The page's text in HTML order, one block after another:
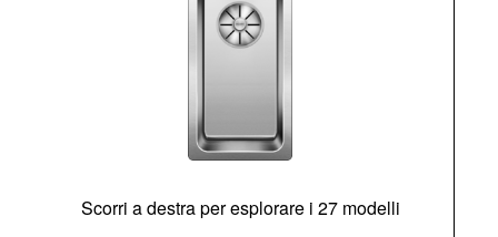
Scorri a destra per esplorare i 27 modelli